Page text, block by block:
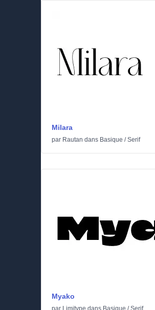
Milara
par Rautan dans Basique /Serif
Myako
par Limitype dans Basique /Serif